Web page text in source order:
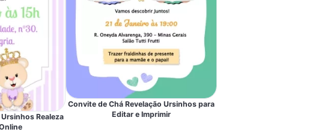
Realeza
Convite de Chá Revelação Ursinhos para
Editar e Imprimir